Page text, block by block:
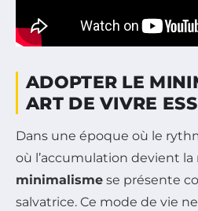
ADOPTER LE
ART DE VIVRE
Dans une époque où le
où l’accumulation devient la
minimalisme se présente
salvatrice. Ce mode de vie